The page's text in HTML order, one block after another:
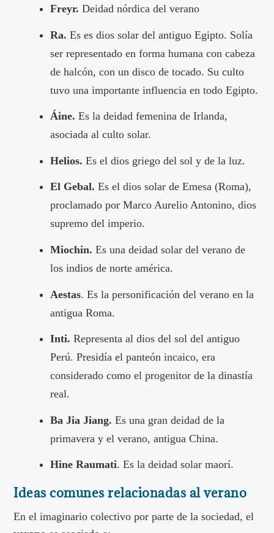
Freyr. Deidad nórdica del verano
Ra. Es es dios solar del antiguo Egipto. Solía
ser representado en forma humana con cabeza
de halcón, con un disco de tocado. Su culto
tuvo una importante influencia en todo Egipto.
Áine. Es la deidad femenina de Irlanda,
asociada al culto solar.
Helios. Es el dios griego del sol y de la luz.
El Gebal. Es el dios solar de Emesa (Roma),
proclamado por Marco Aurelio Antonino, dios
supremo del imperio.
Miochin. Es una deidad solar del verano de
los indios de norte américa.
Aestas. Es la personificación del verano en la
antigua Roma.
Inti. Representa al dios del sol del antiguo
Perú. Presidía el panteón incaico, era
considerado como el progenitor de la dinastía
real.
Ba Jia Jiang. Es una gran deidad de la
primavera y el verano, antigua China.
Hine Raumati. Es la deidad solar maorí.
Ideas comunes relacionadas al verano
En el imaginario colectivo por parte de la sociedad, el